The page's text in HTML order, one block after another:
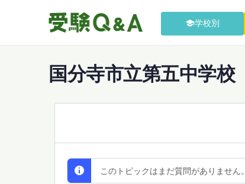
学校別
国分寺市立第五中学校
このトピックはまだ質問がありません。